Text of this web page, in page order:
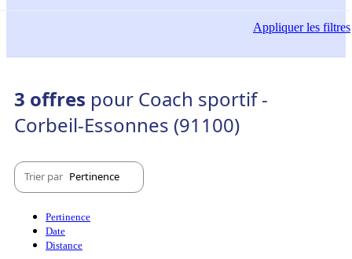
Appliquerles filtres
3 offres pour Coach sportif -
Corbeil-Essonnes (91100)
Trier par Pertinence
Pertinence
Date
Distance